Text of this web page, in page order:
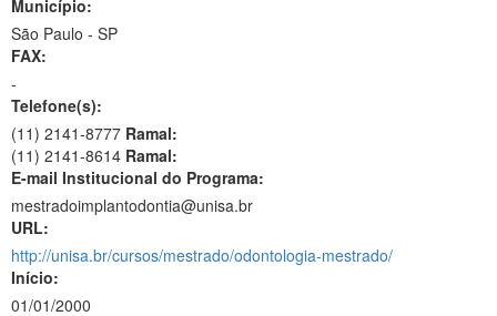
Município:
São Paulo - SP
FAX:
-
Telefone(s):
(11) 2141-8777 Ramal:
(11) 2141-8614 Ramal:
E-mail Institucional do Programa:
mestradoimplantodontia@unisa.br
URL:
http://unisa.br/cursos/mestrado/odontologia-mestrado/
Início:
01/01/2000